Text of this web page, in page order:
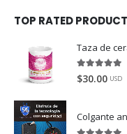
TOP RATED
5.00 de 5
$30.00 USD